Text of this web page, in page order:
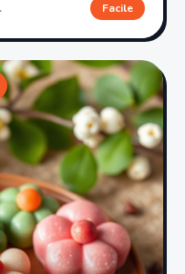
Facile